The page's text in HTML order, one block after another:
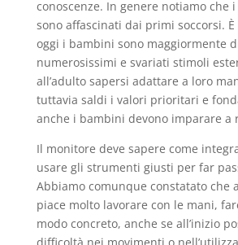
conoscenze. In genere notiamo che
sono affascinati dai primi soccorsi. È
oggi i bambini sono maggiormente
numerosissimi e svariati stimoli
all’adulto sapersi adattare a loro
tuttavia saldi i valori prioritari e
anche i bambini devono imparare a
Il monitore deve sapere come
usare gli strumenti giusti per far
Abbiamo comunque constatato che
piace molto lavorare con le mani,
modo concreto, anche se all’inizio